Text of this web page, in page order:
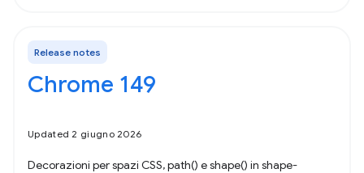
Release notes
Chrome 149
Updated 2 giugno 2026
Decorazioni per spazi CSS, path() e shape() in shape-